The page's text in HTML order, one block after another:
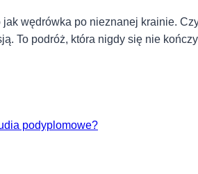
jak wędrówka po nieznanej krainie.
To podróż, która nigdy się nie